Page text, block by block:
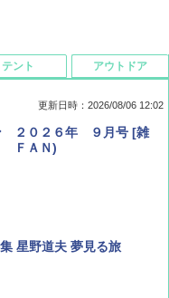
更新日時：2026/08/06 12:02
２０２６年 ９月号 [雑
ＦＡＮ)
星野道夫 夢見る旅
テント アウトドア